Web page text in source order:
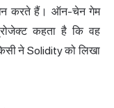
करते हैं। ऑन-चेन गेम
कहता है कि वह
ने Solidity को लिखा